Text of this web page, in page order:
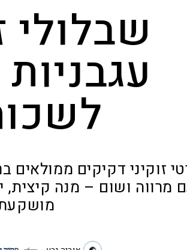
שבלולי
זוקיני דקיקים ממולאים
מרווה ושום – מנה קיצית,